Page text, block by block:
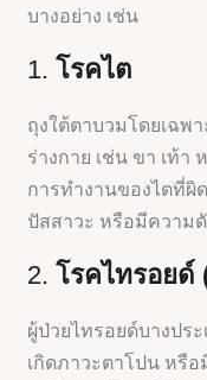
บางอย่าง เช่น
1.โรคไต
ถุงใต้ตาบวมโดยเฉพ
ร่างกาย เช่น ขา เท้
การทำงานของไตที่ผิ
ปัสสาวะ หรือมีความ
2.โรคไทรอยด์
ผู้ป่วยไทรอยด์บางปร
เกิดภาวะตาโปน หรื